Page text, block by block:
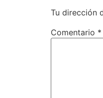
Tu dirección
Comentario *